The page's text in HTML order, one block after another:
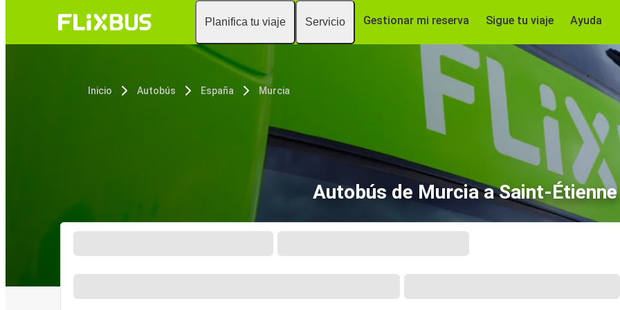
Planifica tu viaje Servicio Gestionar mi reserva Sigue tu viaje Ayuda
Inicio Autobús España Murcia
Autobús de Murcia a Saint-Étienne